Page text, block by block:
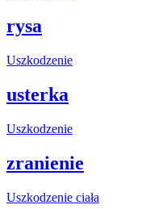
rysa
Uszkodzenie
usterka
Uszkodzenie
zranienie
Uszkodzenie ciała